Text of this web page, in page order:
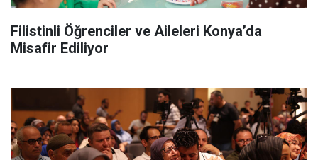
Filistinli Öğrenciler ve Aileleri Konya’da
Misafir Ediliyor